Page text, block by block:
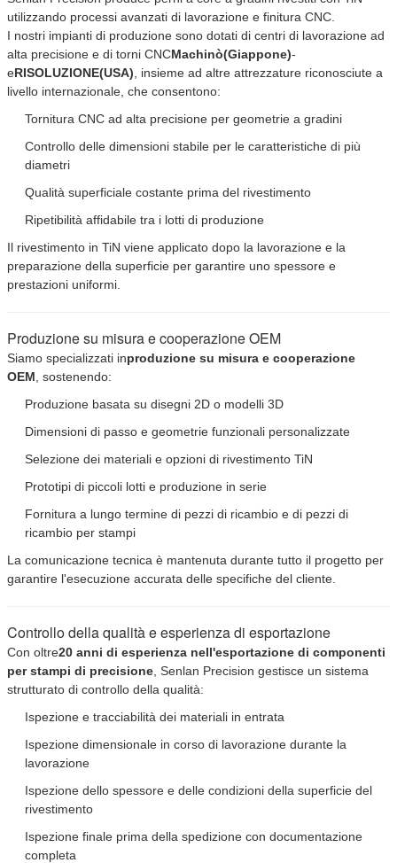
utilizzando processi avanzati di lavorazione e finitura CNC.
I nostri impianti di produzione sono dotati di centri di lavorazione ad
alta precisione e di torni CNCMachinò(Giappone)-
eRISOLUZIONE(USA) , insieme ad altre attrezzature riconosciute a
livello internazionale, che consentono:
Tornitura CNC ad alta precisione per geometrie a gradini
Controllo delle dimensioni stabile per le caratteristiche di più
diametri
Qualità superficiale costante prima del rivestimento
Ripetibilità affidabile tra i lotti di produzione
Il rivestimento in TiN viene applicato dopo la lavorazione e la
preparazione della superficie per garantire uno spessore e
prestazioni uniformi.
Produzione su misura e cooperazione OEM
Siamo specializzati inproduzione su misura e cooperazione
OEM , sostenendo:
Produzione basata su disegni 2D o modelli 3D
Dimensioni di passo e geometrie funzionali personalizzate
Selezione dei materiali e opzioni di rivestimento TiN
Prototipi di piccoli lotti e produzione in serie
Fornitura a lungo termine di pezzi di ricambio e di pezzi di
ricambio per stampi
La comunicazione tecnica è mantenuta durante tutto il progetto per
garantire l'esecuzione accurata delle specifiche del cliente.
Controllo della qualità e esperienza di esportazione
Con oltre20 anni di esperienza nell'esportazione di componenti
per stampi di precisione , Senlan Precision gestisce un sistema
strutturato di controllo della qualità:
Ispezione e tracciabilità dei materiali in entrata
Ispezione dimensionale in corso di lavorazione durante la
lavorazione
Ispezione dello spessore e delle condizioni della superficie del
rivestimento
Ispezione finale prima della spedizione con documentazione
completa